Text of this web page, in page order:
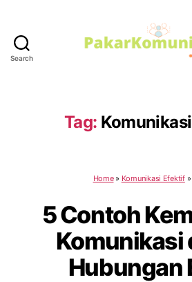
Search
Tag:
Home» Komunikasi Efektif»
5 Contoh
Komunikasi
Hubungan